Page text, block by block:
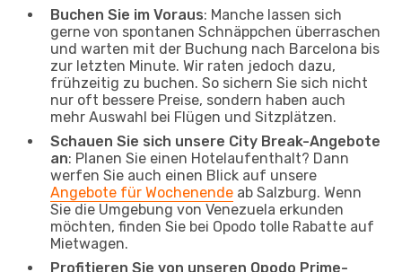
Buchen Sie im Voraus: Manche lassen sich
gerne von spontanen Schnäppchen überraschen
und warten mit der Buchung nach Barcelona bis
zur letzten Minute. Wir raten jedoch dazu,
frühzeitig zu buchen. So sichern Sie sich nicht
nur oft bessere Preise, sondern haben auch
mehr Auswahl bei Flügen und Sitzplätzen.
Schauen Sie sich unsere City Break-Angebote
an: Planen Sie einen Hotelaufenthalt? Dann
werfen Sie auch einen Blick auf unsere
Angebote für Wochenende ab Salzburg. Wenn
Sie die Umgebung von Venezuela erkunden
möchten, finden Sie bei Opodo tolle Rabatte auf
Mietwagen.
Profitieren Sie von unseren Opodo Prime-